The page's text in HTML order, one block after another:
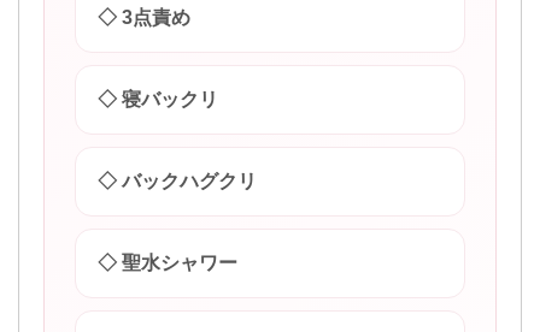
◇ 3点責め
◇ 寝バックリ
◇ バックハグクリ
◇ 聖水シャワー